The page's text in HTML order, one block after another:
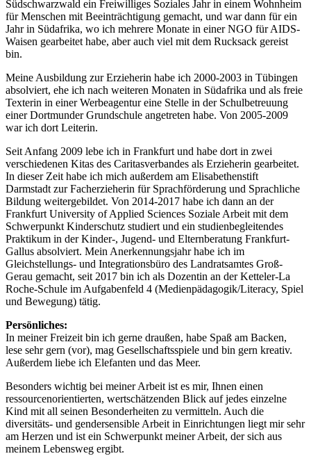
Südschwarzwald ein Freiwilliges Soziales Jahr in einem Wohnheim
für Menschen mit Beeinträchtigung gemacht, und war dann für ein
Jahr in Südafrika, wo ich mehrere Monate in einer NGO für AIDS-
Waisen gearbeitet habe, aber auch viel mit dem Rucksack gereist
bin.
Meine Ausbildung zur Erzieherin habe ich 2000-2003 in Tübingen
absolviert, ehe ich nach weiteren Monaten in Südafrika und als freie
Texterin in einer Werbeagentur eine Stelle in der Schulbetreuung
einer Dortmunder Grundschule angetreten habe. Von 2005-2009
war ich dort Leiterin.
Seit Anfang 2009 lebe ich in Frankfurt und habe dort in zwei
verschiedenen Kitas des Caritasverbandes als Erzieherin gearbeitet.
In dieser Zeit habe ich mich außerdem am Elisabethenstift
Darmstadt zur Facherzieherin für Sprachförderung und Sprachliche
Bildung weitergebildet. Von 2014-2017 habe ich dann an der
Frankfurt University of Applied Sciences Soziale Arbeit mit dem
Schwerpunkt Kinderschutz studiert und ein studienbegleitendes
Praktikum in der Kinder-, Jugend- und Elternberatung Frankfurt-
Gallus absolviert. Mein Anerkennungsjahr habe ich im
Gleichstellungs- und Integrationsbüro des Landratsamtes Groß-
Gerau gemacht, seit 2017 bin ich als Dozentin an der Ketteler-La
Roche-Schule im Aufgabenfeld 4 (Medienpädagogik/Literacy, Spiel
und Bewegung) tätig.
Persönliches:
In meiner Freizeit bin ich gerne draußen, habe Spaß am Backen,
lese sehr gern (vor), mag Gesellschaftsspiele und bin gern kreativ.
Außerdem liebe ich Elefanten und das Meer.
Besonders wichtig bei meiner Arbeit ist es mir, Ihnen einen
ressourcenorientierten, wertschätzenden Blick auf jedes einzelne
Kind mit all seinen Besonderheiten zu vermitteln. Auch die
diversitäts- und gendersensible Arbeit in Einrichtungen liegt mir sehr
am Herzen und ist ein Schwerpunkt meiner Arbeit, der sich aus
meinem Lebensweg ergibt.